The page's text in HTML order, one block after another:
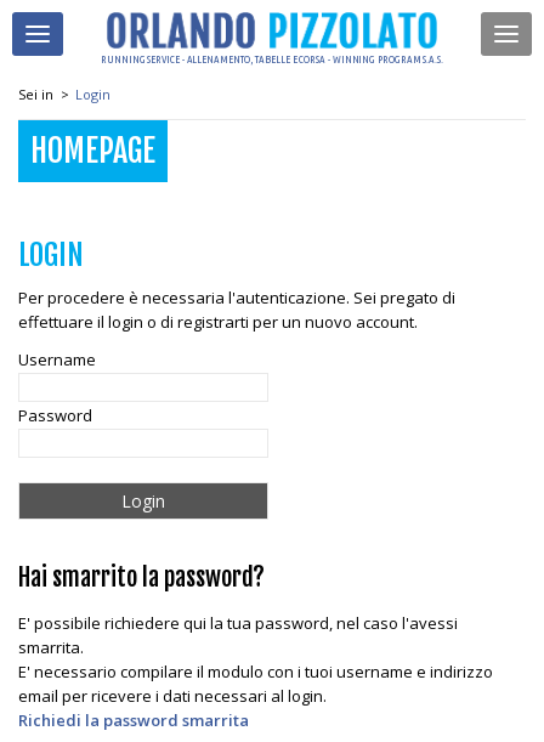
RUNNING SERVICE - ALLENAMENTO, TABELLE E CORSA - WINNING PROGRAM S.A.S.
Sei in > Login
HOMEPAGE
LOGIN
Per procedere è necessaria l'autenticazione. Sei pregato di
effettuare il login o di registrarti per un nuovo account.
Username
Password
Hai smarrito la password?
E' possibile richiedere qui la tua password, nel caso l'avessi
smarrita.
E' necessario compilare il modulo con i tuoi username e indirizzo
email per ricevere i dati necessari al login.
Richiedi la password smarrita